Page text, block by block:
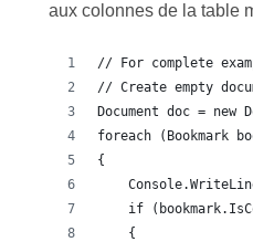
aux colonnes de la table
// For complete
// Create empty
Document doc = new
foreach (Bookmark
{
if
    {